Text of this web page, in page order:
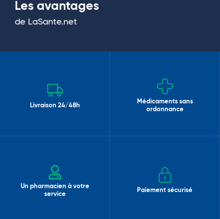
Les avantages
de LaSante.net
Livraison 24/48h
Médicaments sans
ordonnance
Un pharmacien à votre
service
Paiement sécurisé